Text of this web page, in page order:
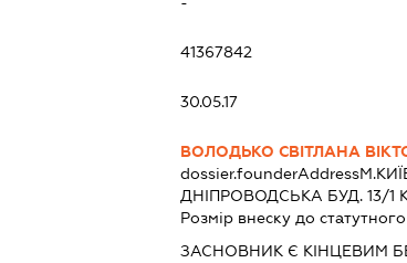
41367842
30.05.17
ВОЛОДЬКО СВІТЛАНА
dossier.founderAddress
ДНІПРОВОДСЬКА БУД. 13/1
Розмір внеску до
ЗАСНОВНИК Є КІНЦЕВИМ